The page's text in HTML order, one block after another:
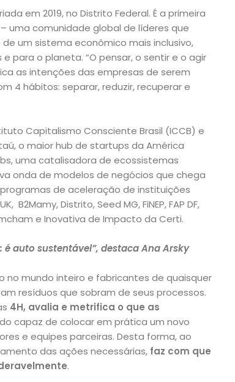
em 2019, no Distrito Federal. É a primeira
uma comunidade global de líderes que
um sistema econômico mais inclusivo,
para o planeta. “O pensar, o sentir e o agir
as intenções das empresas de serem
4 hábitos: separar, reduzir, recuperar e
Capitalismo Consciente Brasil (ICCB) e
o maior hub de startups da América
uma catalisadora de ecossistemas
onda de modelos de negócios que chega
de aceleração de instituições
B2Mamy, Distrito, Seed MG, FiNEP, FAP DF,
e Inovativa de Impacto da Certi.
auto sustentável”, destaca Ana Arsky
no mundo inteiro e fabricantes de quaisquer
resíduos que sobram de seus processos.
4H, avalia e metrifica o que as
capaz de colocar em prática um novo
e equipes parceiras. Desta forma, ao
das ações necessárias, faz com que
.